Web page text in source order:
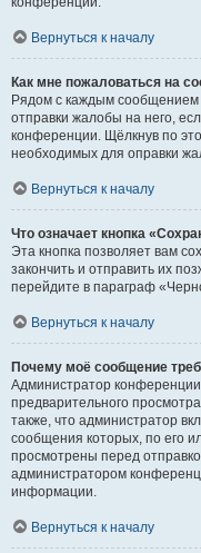
Вернуться к началу
Как мне пожаловаться на
Рядом с каждым сообщением
отправки жалобы на него,
конференции. Щёлкнув по
необходимых для оправки
Вернуться к началу
Что означает кнопка
Эта кнопка позволяет вам
закончить и отправить их
перейдите в параграф
Вернуться к началу
Почему моё сообщение
Администратор
предварительного
также, что администратор
сообщения которых, по его
просмотрены перед
администратором
информации.
Вернуться к началу